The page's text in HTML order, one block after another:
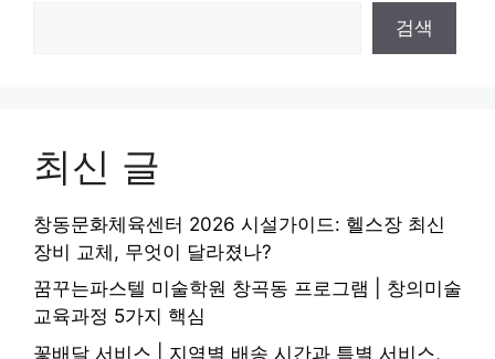
검색
최신 글
창동문화체육센터 2026 시설가이드: 헬스장 최신
장비 교체, 무엇이 달라졌나?
꿈꾸는파스텔 미술학원 창곡동 프로그램 | 창의미술
교육과정 5가지 핵심
꽃배달 서비스 | 지역별 배송 시간과 특별 서비스,